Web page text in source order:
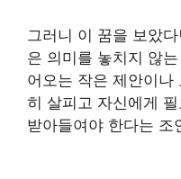
그러니 이 꿈을 보았
은 의미를 놓치지 않
어오는 작은 제안이나
히 살피고 자신에게
받아들여야 한다는 조